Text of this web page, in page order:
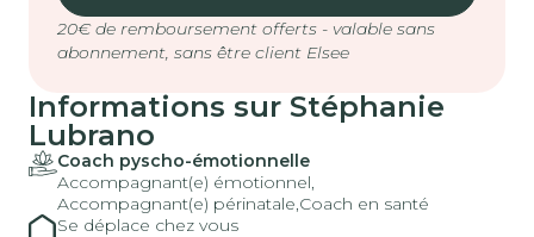
20€ de remboursement offerts - valable sans
abonnement, sans être client Elsee
Informations sur Stéphanie
Lubrano
Coach pyscho-émotionnelle
Accompagnant(e) émotionnel,
Accompagnant(e) périnatale,Coach en santé
Se déplace chez vous